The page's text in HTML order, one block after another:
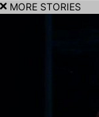
MORE STORIES